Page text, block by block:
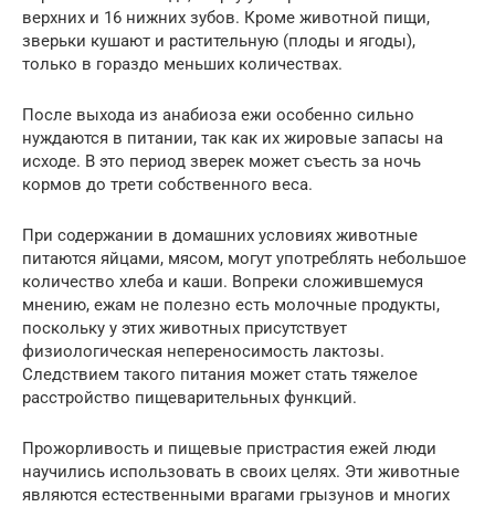
верхних и 16 нижних зубов. Кроме животной пищи,
зверьки кушают и растительную (плоды и ягоды),
только в гораздо меньших количествах.
После выхода из анабиоза ежи особенно сильно
нуждаются в питании, так как их жировые запасы на
исходе. В это период зверек может съесть за ночь
кормов до трети собственного веса.
При содержании в домашних условиях животные
питаются яйцами, мясом, могут употреблять небольшое
количество хлеба и каши. Вопреки сложившемуся
мнению, ежам не полезно есть молочные продукты,
поскольку у этих животных присутствует
физиологическая непереносимость лактозы.
Следствием такого питания может стать тяжелое
расстройство пищеварительных функций.
Прожорливость и пищевые пристрастия ежей люди
научились использовать в своих целях. Эти животные
являются естественными врагами грызунов и многих